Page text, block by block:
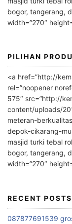
i
v
bogor, tangerang,
width=”270″
PILIHAN
<a href=”http://
rel=”noopener
575″ src=”http://
content/uploads/
meteran-
depok-cikarang-
masjid turki tebal
bogor, tangerang,
width=”270″
RECENT POSTS
087877691539